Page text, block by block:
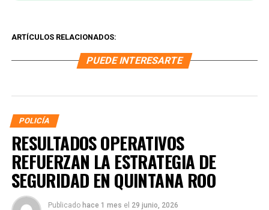
ARTÍCULOS RELACIONADOS:
PUEDE INTERESARTE
POLICÍA
RESULTADOS OPERATIVOS
REFUERZAN LA ESTRATEGIA DE
SEGURIDAD EN QUINTANA ROO
Publicado hace 1 mes el 29 junio, 2026